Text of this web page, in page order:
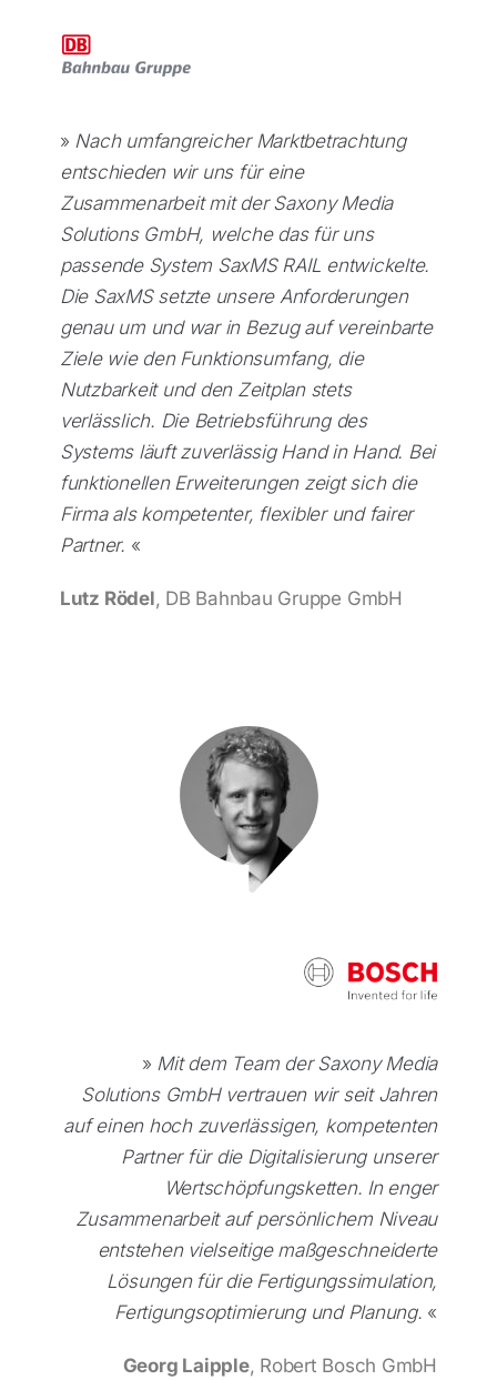
» Nach umfangreicher Marktbetrachtung
entschieden wir uns für eine
Zusammenarbeit mit der Saxony Media
Solutions GmbH, welche das für uns
passende System SaxMS RAIL entwickelte.
Die SaxMS setzte unsere Anforderungen
genau um und war in Bezug auf vereinbarte
Ziele wie den Funktionsumfang, die
Nutzbarkeit und den Zeitplan stets
verlässlich. Die Betriebsführung des
Systems läuft zuverlässig Hand in Hand. Bei
funktionellen Erweiterungen zeigt sich die
Firma als kompetenter, flexibler und fairer
Partner. «
Lutz Rödel, DB Bahnbau Gruppe GmbH
» Mit dem Team der Saxony Media
Solutions GmbH vertrauen wir seit Jahren
auf einen hoch zuverlässigen, kompetenten
Partner für die Digitalisierung unserer
Wertschöpfungsketten. In enger
Zusammenarbeit auf persönlichem Niveau
entstehen vielseitige maßgeschneiderte
Lösungen für die Fertigungssimulation,
Fertigungsoptimierung und Planung. «
Georg Laipple, Robert Bosch GmbH